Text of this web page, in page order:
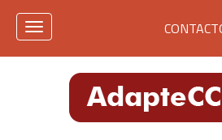
Pasar
Menú
de
Toggle